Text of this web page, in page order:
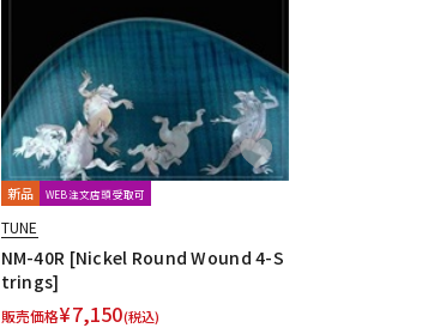
新品 WEB注文店頭受取可
TUNE
NM-40R [Nickel Round Wound 4-S
trings]
販売価格¥7,150(税込)